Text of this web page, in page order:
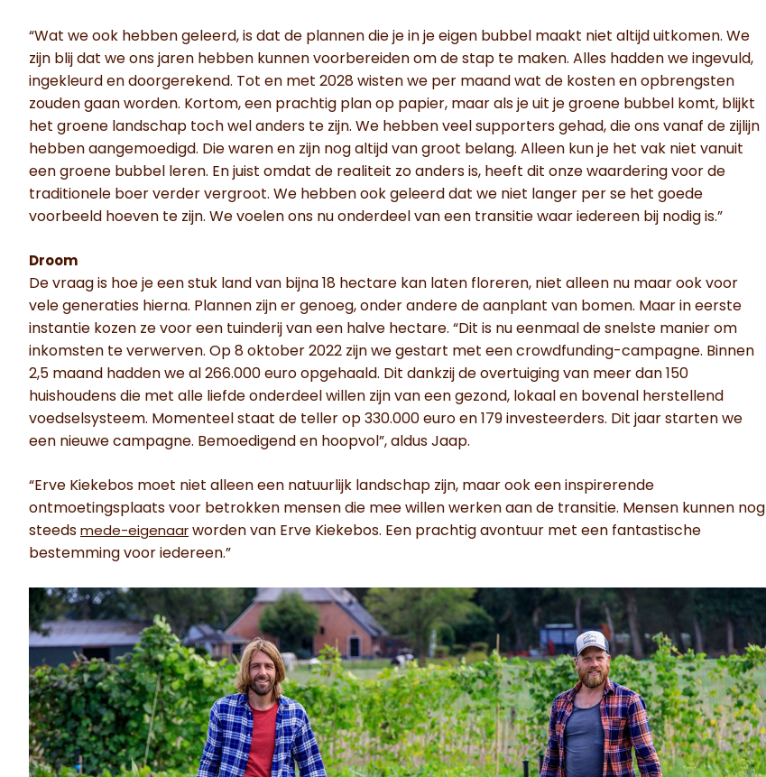
“Wat we ook hebben geleerd, is dat de plannen die je in je eigen bubbel maakt niet altijd uitkomen. We
zijn blij dat we ons jaren hebben kunnen voorbereiden om de stap te maken. Alles hadden we ingevuld,
ingekleurd en doorgerekend. Tot en met 2028 wisten we per maand wat de kosten en opbrengsten
zouden gaan worden. Kortom, een prachtig plan op papier, maar als je uit je groene bubbel komt, blijkt
het groene landschap toch wel anders te zijn. We hebben veel supporters gehad, die ons vanaf de zijlijn
hebben aangemoedigd. Die waren en zijn nog altijd van groot belang. Alleen kun je het vak niet vanuit
een groene bubbel leren. En juist omdat de realiteit zo anders is, heeft dit onze waardering voor de
traditionele boer verder vergroot. We hebben ook geleerd dat we niet langer per se het goede
voorbeeld hoeven te zijn. We voelen ons nu onderdeel van een transitie waar iedereen bij nodig is.”
Droom
De vraag is hoe je een stuk land van bijna 18 hectare kan laten floreren, niet alleen nu maar ook voor
vele generaties hierna. Plannen zijn er genoeg, onder andere de aanplant van bomen. Maar in eerste
instantie kozen ze voor een tuinderij van een halve hectare. “Dit is nu eenmaal de snelste manier om
inkomsten te verwerven. Op 8 oktober 2022 zijn we gestart met een crowdfunding-campagne. Binnen
2,5 maand hadden we al 266.000 euro opgehaald. Dit dankzij de overtuiging van meer dan 150
huishoudens die met alle liefde onderdeel willen zijn van een gezond, lokaal en bovenal herstellend
voedselsysteem. Momenteel staat de teller op 330.000 euro en 179 investeerders. Dit jaar starten we
een nieuwe campagne. Bemoedigend en hoopvol”, aldus Jaap.
“Erve Kiekebos moet niet alleen een natuurlijk landschap zijn, maar ook een inspirerende
ontmoetingsplaats voor betrokken mensen die mee willen werken aan de transitie. Mensen kunnen nog
steeds mede-eigenaar worden van Erve Kiekebos. Een prachtig avontuur met een fantastische
bestemming voor iedereen.”